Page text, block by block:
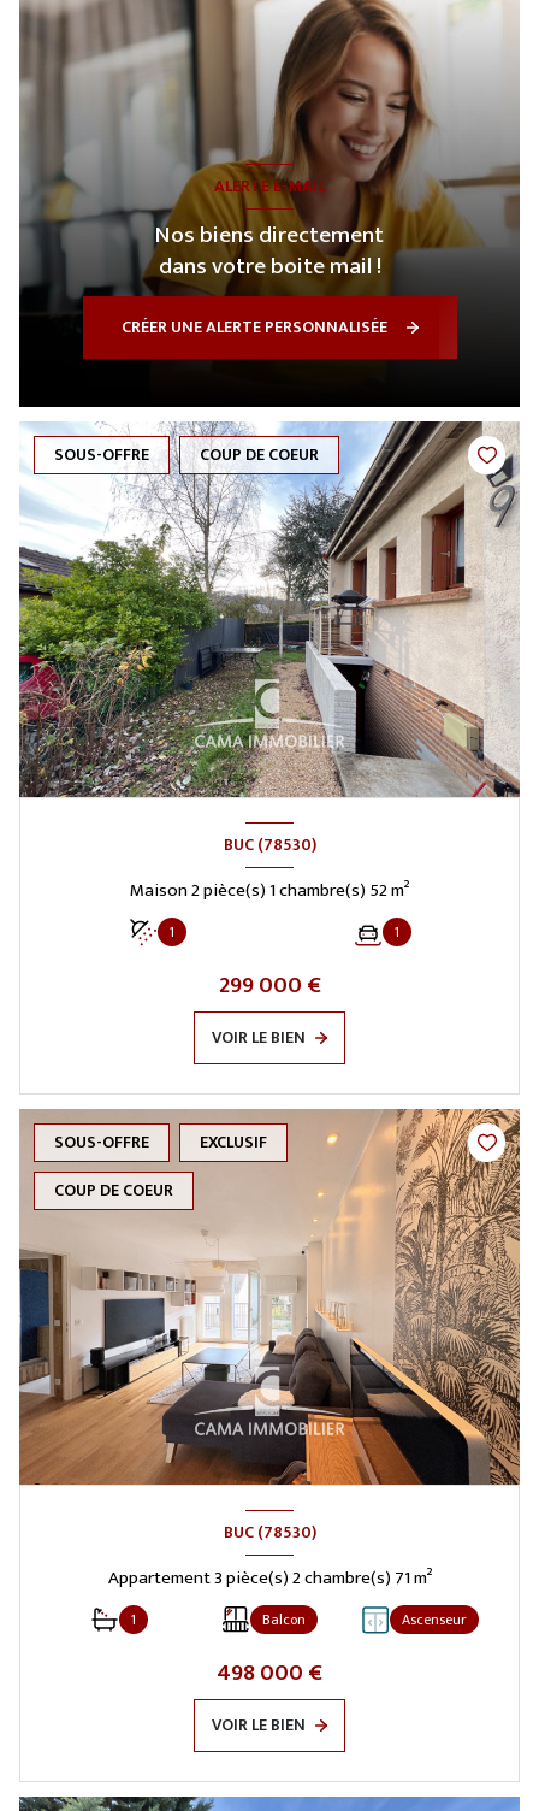
ALERTE E-MAIL
Nos biens directement
dans votre boite mail !
CRÉER UNE ALERTE PERSONNALISÉE
SOUS-OFFRE COUP DE COEUR
BUC (78530)
Maison 2 pièce(s) 1 chambre(s) 52 m²
1 1
299 000 €
VOIR LE BIEN
SOUS-OFFRE
EXCLUSIF
COUP DE COEUR
BUC (78530)
Appartement 3 pièce(s) 2 chambre(s) 71 m²
1 Balcon Ascenseur
498 000 €
VOIR LE BIEN